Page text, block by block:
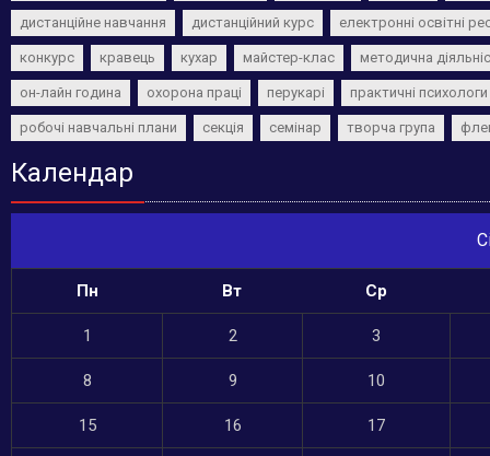
дистанційне навчання дистанційний курс електронні освітні
конкурс кравець кухар майстер-клас методична
он-лайн година охорона праці перукарі практичні психологи
робочі навчальні плани секція семінар творча група
Календар
Пн Вт Ср
1 2 3
8 9 10
15 16 17